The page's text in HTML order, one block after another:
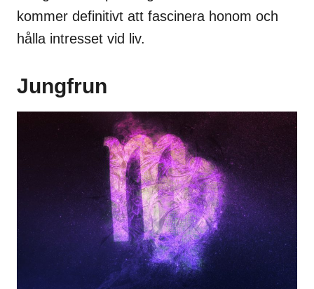
kommer definitivt att fascinera honom och
hålla intresset vid liv.
Jungfrun